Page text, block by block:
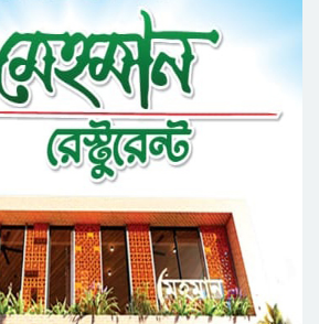
ছাত্রশিবিরের মিছিল সম্পন্ন
রক্ষায় আমরা’র উদ্যোগে সিলেটে বৃক্ষ রোপনের
পালন
সড়ক দু*র্ঘ*ট*নায় প্রাণ গেল যুবকের
ইউনিভার্সিটিতে রচনা ও আবৃত্তি
পুরষ্কার বিতরণী অনুষ্ঠিত
জুলাই গণ-অভ্যুত্থান দিবস উপলক্ষে